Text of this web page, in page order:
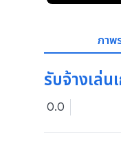
ภาพ
รับจ้างเล่
0.0